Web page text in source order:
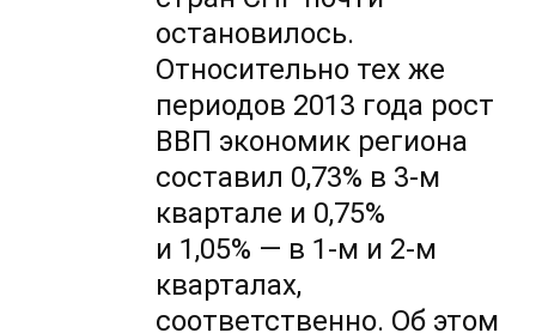
остановилось.
Относительно тех же
периодов 2013 года рост
ВВП экономик региона
составил 0,73% в 3-м
квартале и 0,75%
и 1,05% — в 1-м и 2-м
кварталах,
соответственно. Об этом